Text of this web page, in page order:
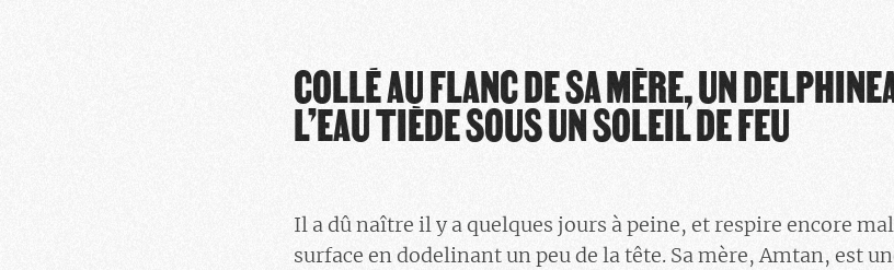
COLLÉ AU FLANC DE SA MÈRE, UN
L’EAU TIÈDE SOUS UN SOLEIL DE FEU
Il a dû naître il y a quelques jours à peine, et respire encore
surface en dodelinant un peu de la tête. Sa mère, Amtan, est